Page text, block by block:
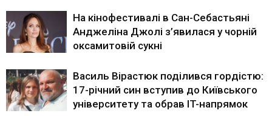
На кінофестивалі в Сан-Себастьяні
Анджеліна Джолі з’явилася у чорній
оксамитовій сукні
Василь Вірастюк поділився гордістю:
17-річний син вступив до Київського
університету та обрав IT-напрямок